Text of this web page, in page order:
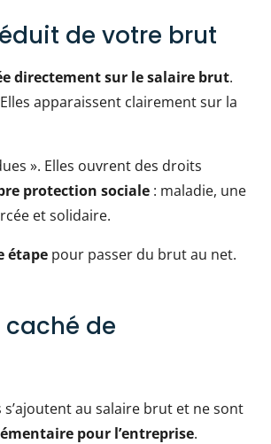
de votre brut
directement sur le salaire brut.
apparaissent clairement sur la
». Elles ouvrent des droits
protection sociale : maladie, une
et solidaire.
étape pour passer du brut au net.
caché de
au salaire brut et ne sont
pour l’entreprise.